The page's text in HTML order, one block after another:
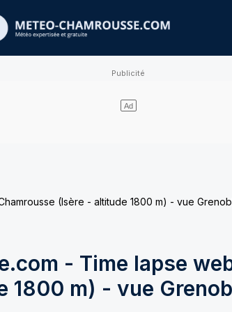
(Isère - altitude 1800 m) - vue
- Time lapse
1800 m) - vue